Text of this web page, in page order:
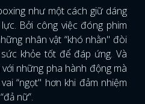
như một cách giữ dáng
Bởi công việc đóng phim
nhân vật “khó nhằn" đòi
khỏe tốt để đáp ứng. Và
những pha hành động mà
“ngọt" hơn khi đảm nhiệm
nữ”.